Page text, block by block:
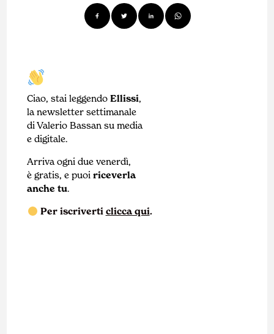
Ciao, stai leggendoEllissi,
la newsletter settimanale
di Valerio Bassan su media
e digitale.
Arriva ogni due venerdì,
è gratis, e puoiriceverla
anche tu.
Per iscriverti clicca qui.